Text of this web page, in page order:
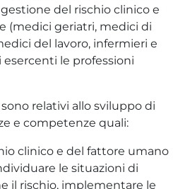
del rischio clinico e
(medici geriatri, medici di
del lavoro, infermieri e
le professioni
relativi allo sviluppo di
e competenze quali:
clinico e del fattore umano
le situazioni di
il rischio, implementare le